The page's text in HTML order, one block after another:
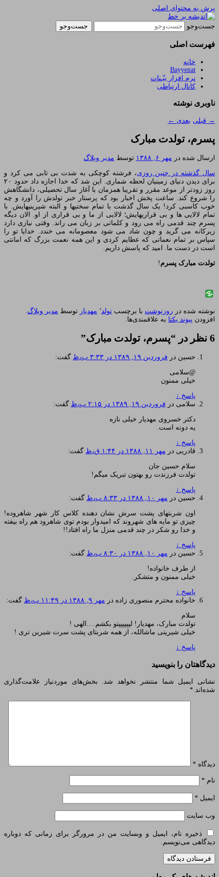
پرش به محتوای اصلی
اندیشه بر خط
یادداشتهای یک معلم در باب زندگی، اخلاق، اخبار،
علم و سیاست
جست‌وجو
فهرست اصلی
خانه
Bayyenat
نرم افزار بیّـنات
کانال ارتباطی
ناوبری نوشته
→ قبلی بعدی ←
پسرم، تولدت مبارک
ارسال شده در مهر ۶, ۱۳۸۸ توسط مدیر وبلاگ
سال گذشته در چنین روزی، فرشته کوچکی به شدت بی تابی می کرد و
برای دیدن دنیای زمینیان لحظه شماری. این شد که خدا اجازه داد حدود ۲۰
روز زودتر از موعد مقرر و تقریبا همزمان با آغاز سال تحصیلی، دانشگاهش
را شروع کند. ساعت پخش اخبار بود که پرستار خبر تولدش را آورد و چه
خوب کاسبی کرد! یک سال گذشت با تمام سختیها و البته شیرینیهایش. با
تمام لالایی ها و بی قراریهایش؛ لالایی از ما و بی قراری از او. الان دیگه
پسرم چند قدمی راه می رود و کلماتی بر زبان می راند. وقتی نیازی دارد
زیرکانه می گرید و چون شاد می شود معصومانه می خندد. خدایا تو را
سپاس بر تمام نعماتی که عطایم کردی و این همه نعمت بزرگ که امانتی
است در دست ما. امید که پاسش داریم.
تولدت مبارک پسرم !
نوشته شده در روزنوشت با برچسب تولد٬ مهدیار توسط مدیر وبلاگ.
افزودن پیوند یکتا به علاقمندی‌ها.
6 نظر در “ پسرم، تولدت مبارک”
حسین در فروردین ۱۹, ۱۳۸۹ در ۳:۳۳ ب٫ظ گفت:
@سلامی
خیلی ممنون
پاسخ ↓
سلامی در فروردین ۱۹, ۱۳۸۹ در ۲:۱۵ ب٫ظ گفت:
دکتر خسروی مهدیار خیلی نازه
یه دونه است.
پاسخ ↓
قادریی در مهر ۱۱, ۱۳۸۸ در ۱:۴۴ ق٫ظ گفت:
سلام حسین جان
تولدت فرزندت رو بهتون تبریک میگم!
پاسخ ↓
حسین در مهر ۱۰, ۱۳۸۸ در ۸:۳۳ ب٫ظ گفت:
اون شربتهای پشت سرش نشان دهنده کلاس کار شهر شاهروده!
چیزی تو مایه های شهروند که امیدوار بودم توی شاهرود هم راه بیفته
و خدا رو شکر در چند قدمی منزل ما راه افتاد!!
پاسخ ↓
حسین در مهر ۱۰, ۱۳۸۸ در ۸:۳۰ ب٫ظ گفت:
از طرف خانواده!
خیلی ممنون و متشکر.
پاسخ ↓
خانواده محترم منصوری زاده در مهر ۹, ۱۳۸۸ در ۱۱:۴۹ ب٫ظ گفت:
سلام
تولدت مبارک، مهدیار! لپپپپپپتو بکشم….الهی !
خیلی شیرینی ماشالله، از همه شربتای پشت سرت شیرین تری !
پاسخ ↓
دیدگاهتان را بنویسید
نشانی ایمیل شما منتشر نخواهد شد.
بخش‌های موردنیاز علامت‌گذاری
شده‌اند *
دیدگاه *
نام *
ایمیل *
وب‌ سایت
ذخیره نام، ایمیل و وبسایت من در مرورگر برای زمانی که دوباره
دیدگاهی می‌نویسم.